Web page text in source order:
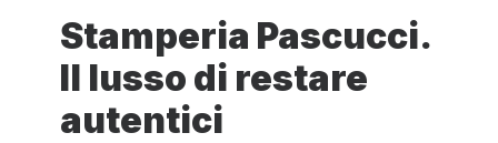
Stamperia Pascucci.
Il lusso di restare
autentici